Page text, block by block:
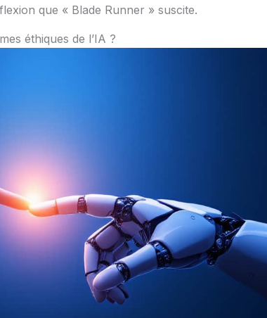
que « Blade Runner » suscite.
éthiques de l’IA ?